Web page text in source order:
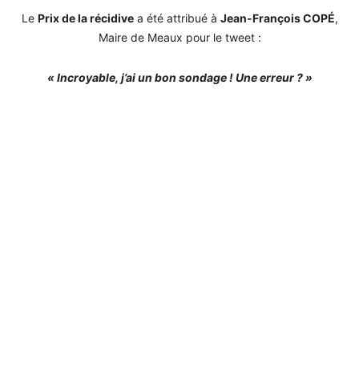
Le Prix de la récidivea été attribué à Jean-François COPÉ,
Maire de Meaux pour le tweet :
« Incroyable, j’ai un bon sondage ! Une erreur ? »